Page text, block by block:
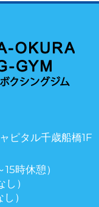
ピタル千歳船橋1F
時休憩）
）
）